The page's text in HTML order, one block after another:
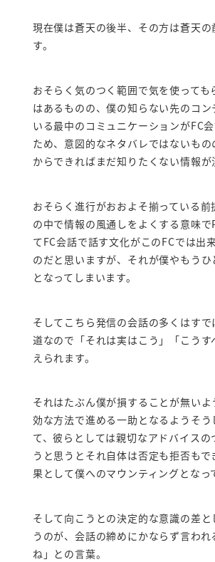
現在僕は蒼天の後半、その方は蒼天の
す。
おそらく気のつく範囲で気を使っても
はあるものの、僕の知らない先のコン
いる最中のコミュニケーションがFC
ため、意図的なネタバレではないもの
からできればまだ知りたくない情報が
おそらく進行がおおよそ揃っている前
の中で情報の風通しをよくする意味で
てFC会話で話す文化がこのFCでは出
のだと思いますが、それが僕やもう
となってしまいます。
そしてこちら発信の会話の多くはすで
道なので「それは実はこう」「こうす
えられます。
それはたぶん僕が損することが無い
効な方法で進める一助となるようそう
て、彼らとしては親切なアドバイスの
うと思うとそれ自体は否定も拒否も
果として僕へのマウンティングとなっ
そして向こうとの決定的な意識の差と
うのが、会話の締めにかならず言われ
ね」との言葉。